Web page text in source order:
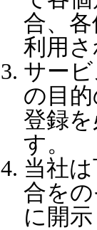
合、
利用
サー
の目
登録
す。
当社
合を
に開